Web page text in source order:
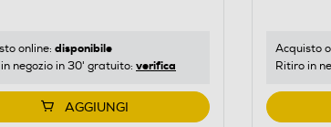
online: disponibile
negozio in 30' gratuito: verifica
AGGIUNGI
Acquisto
Ritiro in